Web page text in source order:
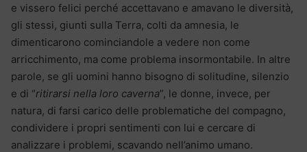
e vissero felici perché accettavano e amavano le diversità,
gli stessi, giunti sulla Terra, colti da amnesia, le
dimenticarono cominciandole a vedere non come
arricchimento, ma come problema insormontabile. In altre
parole, se gli uomini hanno bisogno di solitudine, silenzio
e di “ritirarsi nella loro caverna”, le donne, invece, per
natura, di farsi carico delle problematiche del compagno,
condividere i propri sentimenti con lui e cercare di
analizzare i problemi, scavando nell’animo umano.